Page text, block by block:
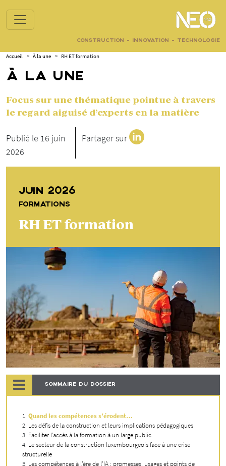
CONSTRUCTION - INNOVATION - TECHNOLOGIE
Accueil > À la une > RH ET formation
À LA UNE
Focus sur une thématique pointue à travers
le regard aiguisé d’experts en la matière
Publié le 16 juin
2026
Partager sur
JUIN 2026
FORMATIONS
RH ET formation
SOMMAIRE DU DOSSIER
Quand les compétences s’érodent…
Les défis de la construction et leurs implications pédagogiques
Faciliter l’accès à la formation à un large public
Le secteur de la construction luxembourgeois face à une crise
structurelle
Les compétences à l’ère de l’IA : promesses, usages et points de